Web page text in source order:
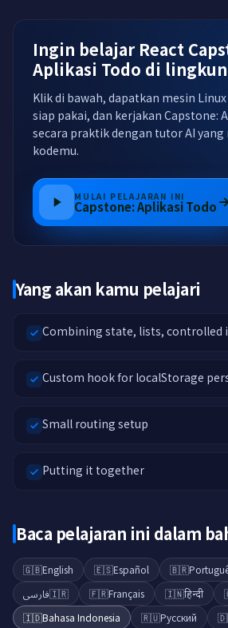
Ingin belajar React
Aplikasi Todo di
Klik di bawah, dapatkan mesin
siap pakai, dan kerjakan Capstone:
secara praktik dengan tutor AI
kodemu.
MULAI PELAJARAN INI
Capstone: Aplikasi Todo
Yang akan kamu pelajari
Combining state, lists, controlled
Custom hook for localStorage
Small routing setup
Putting it together
Baca pelajaran ini dalam
🇬🇧English 🇪🇸Español 🇧🇷
🇮🇷فارسی 🇫🇷Français 🇮🇳हिन्दी
🇮🇩Bahasa Indonesia 🇷🇺Русский